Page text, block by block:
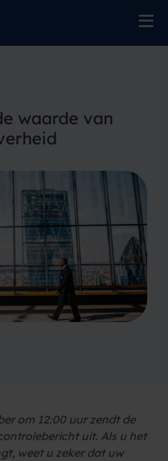
waarde van
om 12:00 uur zendt de
uit. Als u het
weet u zeker dat uw